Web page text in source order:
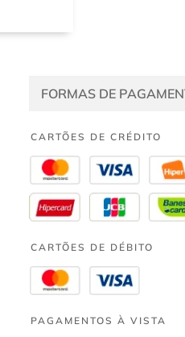
FORMAS DE
CARTÕES DE CRÉDITO
CARTÕES DE DÉBITO
PAGAMENTOS À VISTA